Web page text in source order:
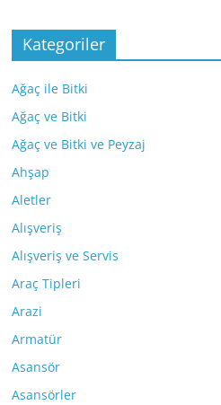
Kategoriler
Ağaç ile Bitki
Ağaç ve Bitki
Ağaç ve Bitki ve Peyzaj
Ahşap
Aletler
Alışveriş
Alışveriş ve Servis
Araç Tipleri
Arazi
Armatür
Asansör
Asansörler